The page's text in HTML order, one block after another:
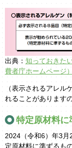
出典： 知っておきた
費者庁ホームページ）
（表示されるアレル
れることがあります
特定原材料に
2024（令和6）年3
定原材料に準ずるも